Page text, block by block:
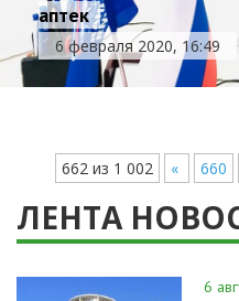
аптек
6 февраля 2020, 16:49
662 из 1 002 « 660
ЛЕНТА
6